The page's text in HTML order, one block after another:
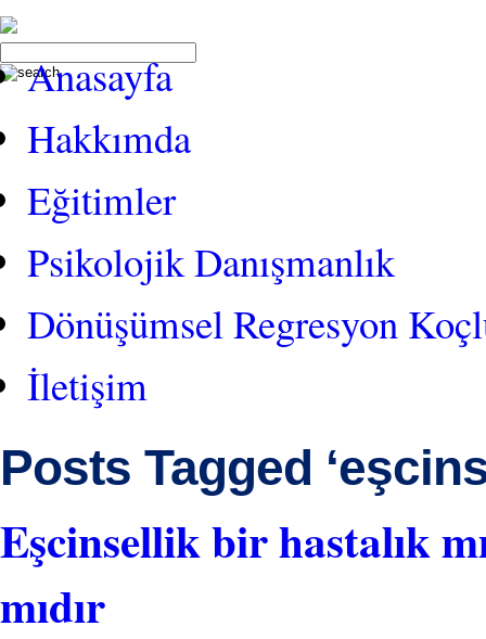
Anasayfa
Hakkımda
Eğitimler
Psikolojik Danışmanlık
Dönüşümsel Regresyon
İletişim
Posts Tagged
Eşcinsellik bir hastalık
mıdır